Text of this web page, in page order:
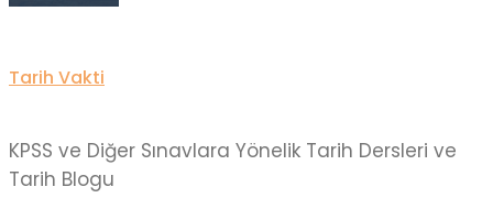
Tarih Vakti
KPSS ve Diğer Sınavlara Yönelik Tarih Dersleri ve
Tarih Blogu